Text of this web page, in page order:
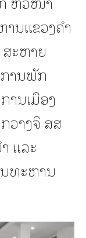
ນແຂວງຄໍາ
ະຫາຍ
ານພັກ
ນເມືອງ
ວາງຈິ ສສ
ແລະ
ທະຫານ